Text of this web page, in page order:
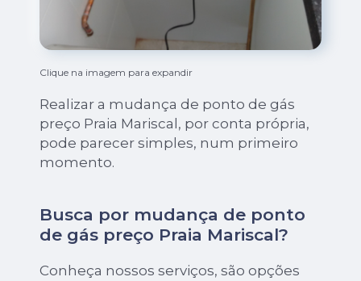
Clique na imagem para expandir
Realizar a mudança de ponto de gás
preço Praia Mariscal, por conta própria,
pode parecer simples, num primeiro
momento.
Busca por mudança de ponto
de gás preço Praia Mariscal?
Conheça nossos serviços, são opções